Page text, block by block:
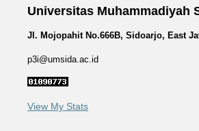
Universitas Muhammadiyah
Jl. Mojopahit No.666B, Sidoarjo, East
p3i@umsida.ac.id
View My Stats